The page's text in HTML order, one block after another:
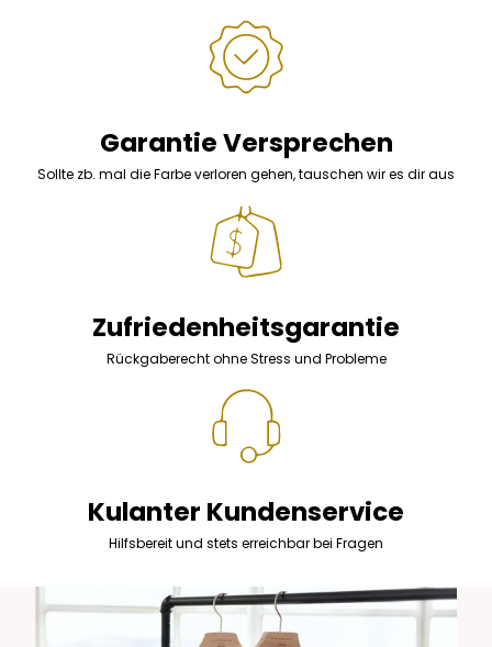
Garantie Versprechen
Sollte zb. mal die Farbe verloren gehen, tauschen wir es dir aus
Zufriedenheitsgarantie
Rückgaberecht ohne Stress und Probleme
Kulanter Kundenservice
Hilfsbereit und stets erreichbar bei Fragen